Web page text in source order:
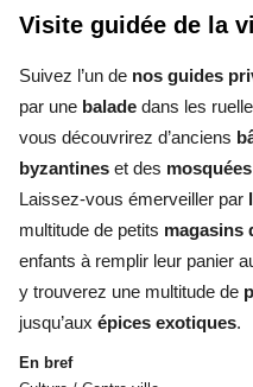
Visite guidée de la
Suivez l’un de nos guides
par une balade dans les
vous découvrirez d’anciens
byzantines et des
Laissez-vous émerveiller par
multitude de petits magasins
enfants à remplir leur panier
y trouverez une multitude de
jusqu’aux épices exotiques.
En bref